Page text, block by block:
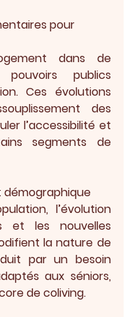
pour
dans de
publics
Ces évolutions
des
l’accessibilité et
segments de
démographique
l’évolution
et les nouvelles
la nature de
par un besoin
aux séniors,
de coliving.